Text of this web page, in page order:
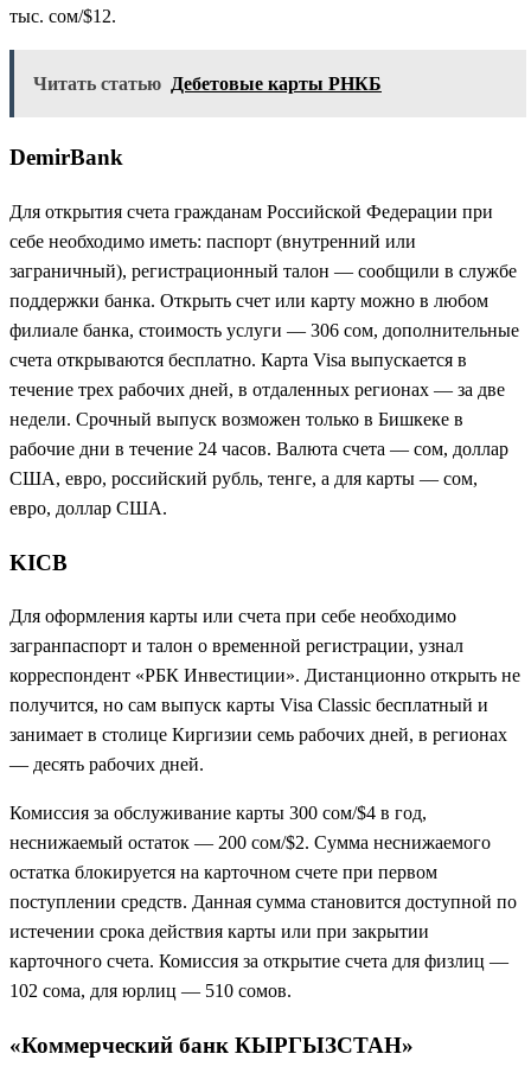
тыс. сом/$12.
Читать статью Дебетовые карты РНКБ
DemirBank
Для открытия счета гражданам Российской Федерации при
себе необходимо иметь: паспорт (внутренний или
заграничный), регистрационный талон — сообщили в службе
поддержки банка. Открыть счет или карту можно в любом
филиале банка, стоимость услуги — 306 сом, дополнительные
счета открываются бесплатно. Карта Visa выпускается в
течение трех рабочих дней, в отдаленных регионах — за две
недели. Срочный выпуск возможен только в Бишкеке в
рабочие дни в течение 24 часов. Валюта счета — сом, доллар
США, евро, российский рубль, тенге, а для карты — сом,
евро, доллар США.
KICB
Для оформления карты или счета при себе необходимо
загранпаспорт и талон о временной регистрации, узнал
корреспондент «РБК Инвестиции». Дистанционно открыть не
получится, но сам выпуск карты Visa Classic бесплатный и
занимает в столице Киргизии семь рабочих дней, в регионах
— десять рабочих дней.
Комиссия за обслуживание карты 300 сом/$4 в год,
неснижаемый остаток — 200 сом/$2. Сумма неснижаемого
остатка блокируется на карточном счете при первом
поступлении средств. Данная сумма становится доступной по
истечении срока действия карты или при закрытии
карточного счета. Комиссия за открытие счета для физлиц —
102 сома, для юрлиц — 510 сомов.
«Коммерческий банк КЫРГЫЗСТАН»